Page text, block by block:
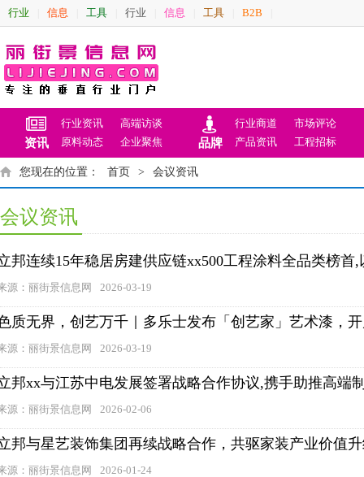
行业 信息 工具 行业 信息 工具 B2B
资讯
行业资讯
高端访谈
原料动态
企业聚焦 品牌
行业商道
市场评论
产品资讯
工程招标
您现在的位置： 首页 > 会议资讯
会议资讯
邦连续15年稳居房建供应链xx500工程涂料全品类榜首
源：丽街景信息网 2026-03-19
质无界，创艺万千｜多乐士发布「创艺家」艺术漆，
源：丽街景信息网 2026-03-19
邦xx与江苏中电发展签署战略合作协议,携手助推高端
源：丽街景信息网 2026-02-06
邦与星艺装饰集团再续战略合作，共驱家装产业价值
源：丽街景信息网 2026-01-24